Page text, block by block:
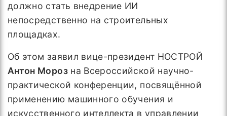
должно стать внедрение ИИ
непосредственно на строительных
площадках.
Об этом заявил вице-президент НОСТРОЙ
Антон Морозна Всероссийской научно-
практической конференции, посвящённой
применению машинного обучения и
искусственного интеллекта в управлении